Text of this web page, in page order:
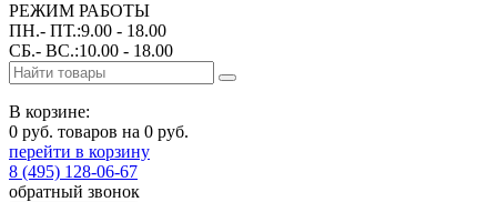
РЕЖИМ РАБОТЫ
ПН.- ПТ.:9.00 - 18.00
СБ.- ВС.:10.00 - 18.00
В корзине:
0 руб. товаров на 0 руб.
перейти в корзину
8 (495) 128-06-67
обратный звонок